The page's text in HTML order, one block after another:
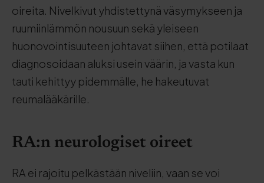
oireita. Nivelkivut yhdistettynä väsymykseen ja
ruumiinlämmön nousuun sekä yleiseen
huonovointisuuteen johtavat siihen, että potilaat
diagnosoidaan aluksi usein väärin, ja vasta kun
tauti kehittyy pidemmälle, he hakeutuvat
reumalääkärille.
RA:n neurologiset oireet
RA ei rajoitu pelkästään niveliin, vaan se voi